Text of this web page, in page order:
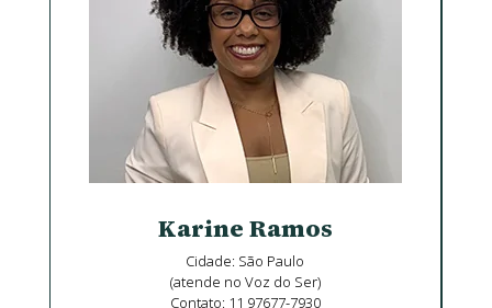
Karine Ramos
Cidade: São Paulo
(atende no Voz do Ser)
Contato: 11 97677-7930